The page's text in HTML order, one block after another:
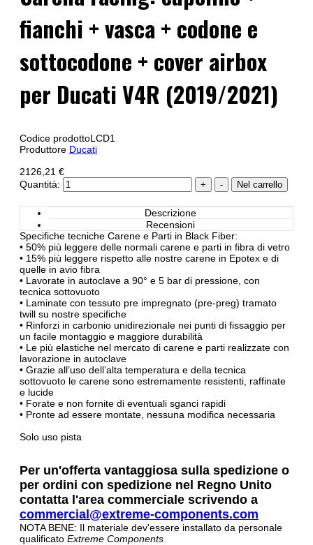
fianchi + vasca + codone e
sottocodone + cover airbox
per Ducati V4R (2019/2021)
Codice prodottoLCD1
Produttore Ducati
2126,21 €
Quantità:
Descrizione
Recensioni
Specifiche tecniche Carene e Parti in Black Fiber:
• 50% più leggere delle normali carene e parti in fibra di vetro
• 15% più leggere rispetto alle nostre carene in Epotex e di
quelle in avio fibra
• Lavorate in autoclave a 90° e 5 bar di pressione, con
tecnica sottovuoto
• Laminate con tessuto pre impregnato (pre-preg) tramato
twill su nostre specifiche
• Rinforzi in carbonio unidirezionale nei punti di fissaggio per
un facile montaggio e maggiore durabilità
• Le più elastiche nel mercato di carene e parti realizzate con
lavorazione in autoclave
• Grazie all’uso dell’alta temperatura e della tecnica
sottovuoto le carene sono estremamente resistenti, raffinate
e lucide
• Forate e non fornite di eventuali sganci rapidi
• Pronte ad essere montate, nessuna modifica necessaria
Solo uso pista
Per un'offerta vantaggiosa sulla spedizione o
per ordini con spedizione nel Regno Unito
contatta l'area commerciale scrivendo a
commercial@extreme-components.com
NOTA BENE: Il materiale dev'essere installato da personale
qualificato Extreme Components